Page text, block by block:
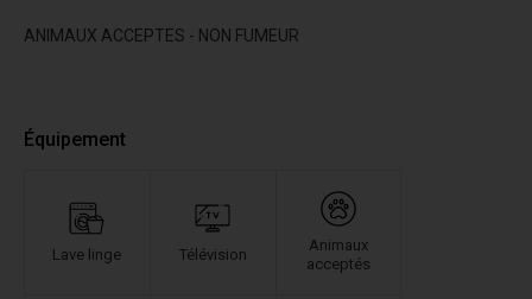
ANIMAUX ACCEPTES - NON FUMEUR
Équipement
Lave linge Télévision
Animaux
acceptés